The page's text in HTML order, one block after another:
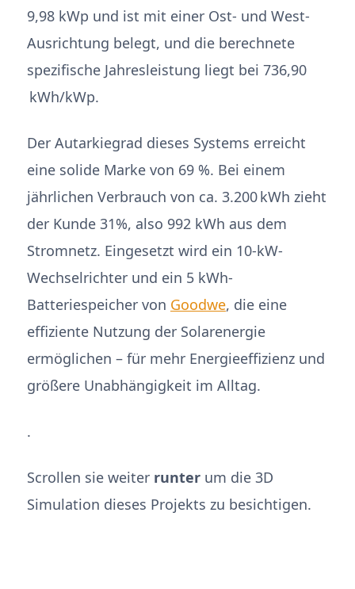
9,98 kWp und ist mit einer Ost- und West-
Ausrichtung belegt, und die berechnete
spezifische Jahresleistung liegt bei 736,90
kWh/kWp.
Der Autarkiegrad dieses Systems erreicht
eine solide Marke von 69 %. Bei einem
jährlichen Verbrauch von ca. 3.200 kWh zieht
der Kunde 31%, also 992 kWh aus dem
Stromnetz. Eingesetzt wird ein 10-kW-
Wechselrichter und ein 5 kWh-
Batteriespeicher von Goodwe, die eine
effiziente Nutzung der Solarenergie
ermöglichen – für mehr Energieeffizienz und
größere Unabhängigkeit im Alltag.
.
Scrollen sie weiter runter um die 3D
Simulation dieses Projekts zu besichtigen.